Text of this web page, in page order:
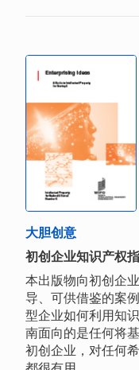
大胆创意
初创企业知识产权
本出版物向初创企
导、可供借鉴的案
型企业如何利用知
南面向的是任何将
初创企业，对任何